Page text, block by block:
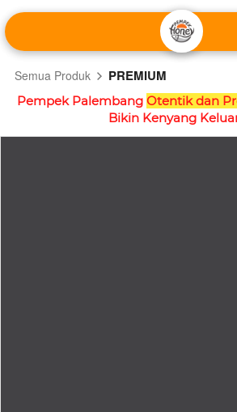
Semua Produk PREMIUM
Pempek Palembang Otentik dan
Bikin Kenyang